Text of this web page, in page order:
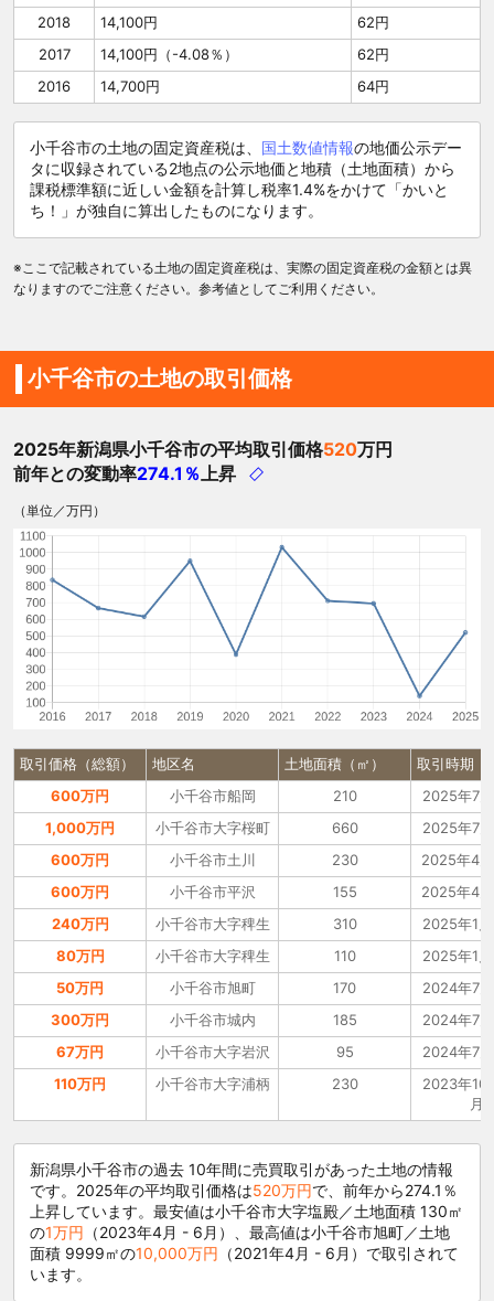
2018
14,100円
62円
2017
14,100円（-4.08％）
62円
2016
14,700円 64円
小千谷市の土地の固定資産税は、 国土数値情報の地価公示デー
タに収録されている2地点の公示地価と地積（土地面積）から
課税標準額に近しい金額を計算し税率1.4%をかけて「かいと
ち！」が独自に算出したものになります。
※ここで記載されている土地の固定資産税は、実際の固定資産税の金額とは異
なりますのでご注意ください。参考値としてご利用ください。
小千谷市の土地の取引価格
2025年新潟県小千谷市の平均取引価格520万円
前年との変動率274.1％ 上昇
（単位／万円）
取引価格（総額） 地区名 土地面積（㎡）
取引時期
600万円
小千谷市船岡 210
2025年7
1,000万円
小千谷市大字桜町 660
2025年7
600万円
小千谷市土川 230
2025年4
600万円
小千谷市平沢 155
2025年4
240万円
小千谷市大字稗生 310
2025年1
80万円
小千谷市大字稗生 110
2025年1
50万円
小千谷市旭町 170
2024年7
300万円
小千谷市城内 185
2024年7
67万円
小千谷市大字岩沢 95
2024年7
110万円
小千谷市大字浦柄 230
2023年10
月
新潟県小千谷市の過去 10年間に売買取引があった土地の情報
です。2025年の平均取引価格は520万円で、前年から274.1％
上昇しています。最安値は小千谷市大字塩殿／土地面積 130㎡
の1万円 （2023年4月 - 6月）、最高値は小千谷市旭町／土地
面積 9999㎡の10,000万円 （2021年4月 - 6月）で取引されて
います。